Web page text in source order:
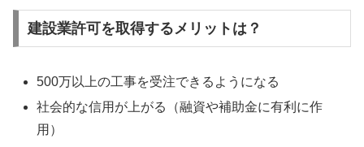
建設業許可を取得するメリットは？
500万以上の工事を受注できるようになる
社会的な信用が上がる（融資や補助金に有利に作
用）